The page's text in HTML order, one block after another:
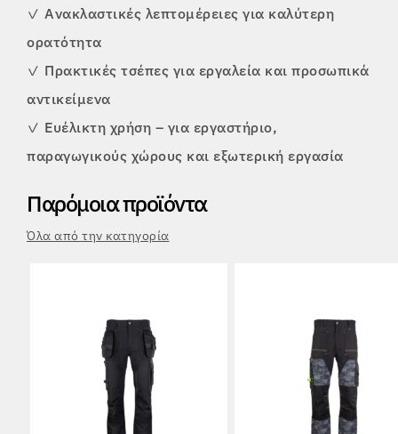
✓ Ανακλαστικές λεπτομέρειες για καλύτερη
ορατότητα
✓ Πρακτικές τσέπες για εργαλεία και προσωπικά
αντικείμενα
✓ Ευέλικτη χρήση – για εργαστήριο,
παραγωγικούς χώρους και εξωτερική εργασία
Παρόμοια προϊόντα
Όλα από την κατηγορία